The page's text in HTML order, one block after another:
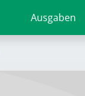
Ausgaben